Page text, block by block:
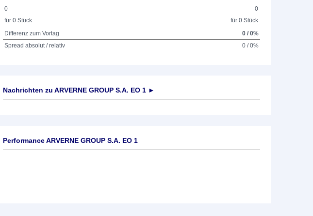
0
für 0 Stück
0
für 0 Stück
Differenz zum Vortag
0 / 0%
Spread absolut / relativ
0 / 0%
Nachrichten zu ARVERNE GROUP S.A. EO 1 ►
Performance ARVERNE GROUP S.A. EO 1